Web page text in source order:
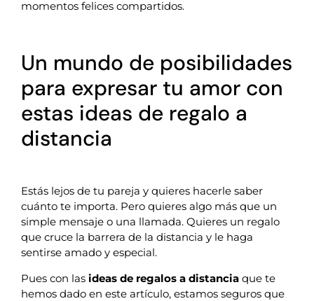
momentos felices compartidos.
Un mundo de posibilidades
para expresar tu amor con
estas ideas de regalo a
distancia
Estás lejos de tu pareja y quieres hacerle saber
cuánto te importa. Pero quieres algo más que un
simple mensaje o una llamada. Quieres un regalo
que cruce la barrera de la distancia y le haga
sentirse amado y especial.
Pues con las ideas de regalos a distancia que te
hemos dado en este artículo, estamos seguros que